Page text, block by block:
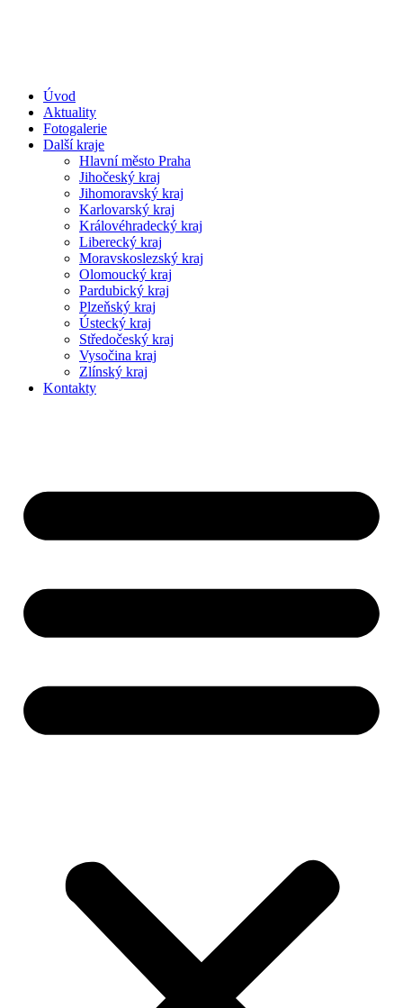
Úvod
Aktuality
Fotogalerie
Další kraje
Hlavní město Praha
Jihočeský kraj
Jihomoravský kraj
Karlovarský kraj
Královéhradecký kraj
Liberecký kraj
Moravskoslezský kraj
Olomoucký kraj
Pardubický kraj
Plzeňský kraj
Ústecký kraj
Středočeský kraj
Vysočina kraj
Zlínský kraj
Kontakty